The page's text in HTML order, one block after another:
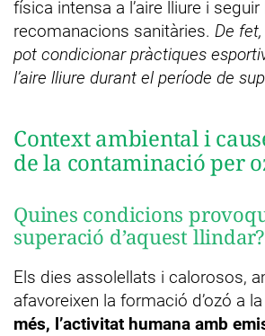
física intensa a l’aire lliure i seguir
recomanacions sanitàries. De
pot condicionar pràctiques
l’aire lliure durant el període de
Context ambiental i
de la contaminació per
Quines condicions
superació d’aquest llindar?
Els dies assolellats i calorosos,
afavoreixen la formació d’ozó a
més, l’activitat humana amb